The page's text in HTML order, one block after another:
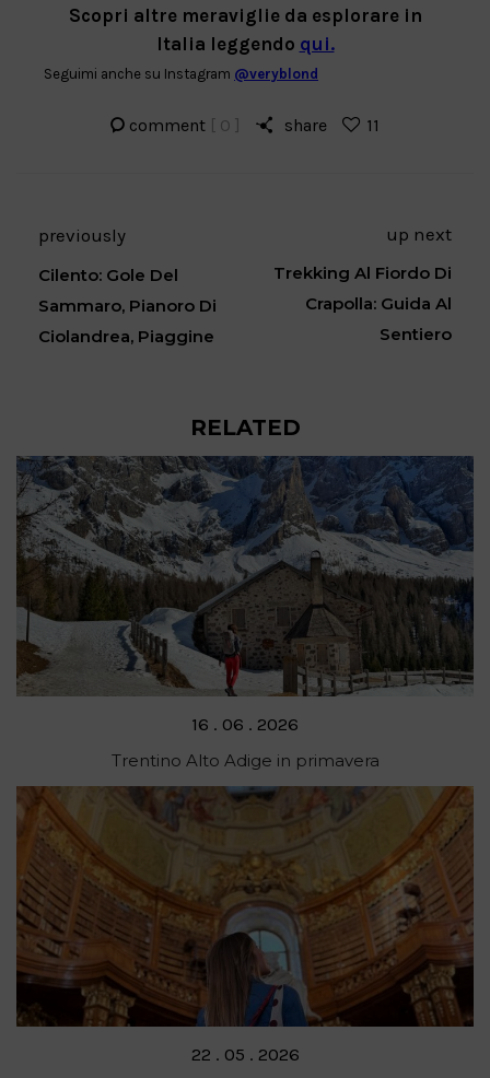
Scopri altre meraviglie da esplorare in
Italia leggendo qui.
Seguimi anche su Instagram @veryblond
comment [ 0 ] share 11
previously
Cilento: Gole Del
Sammaro, Pianoro Di
Ciolandrea, Piaggine
up next
Trekking Al Fiordo Di
Crapolla: Guida Al
Sentiero
RELATED
Posted
on
16 . 06 . 2026
Trentino Alto Adige in primavera
Posted
22 . 05 . 2026